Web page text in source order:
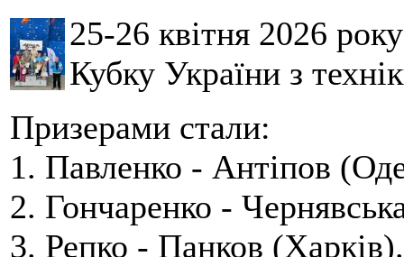
25-26 квітня 2026
Кубку України з
Призерами стали:
1. Павленко - Антіпов
2. Гончаренко -
3. Репко - Панков (Харків).